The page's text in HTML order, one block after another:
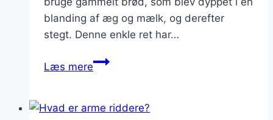
blanding af æg og mælk, og derefter
stegt. Denne enkle ret har…
Læs mereArme
piskefløde